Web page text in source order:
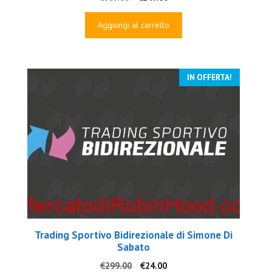
prezzo
originale
prezzo
attuale
Aggiungi al carrello
IN OFFERTA!
Trading Sportivo Bidirezionale di Simone Di
Sabato
€299.00
Il
€24.00Il